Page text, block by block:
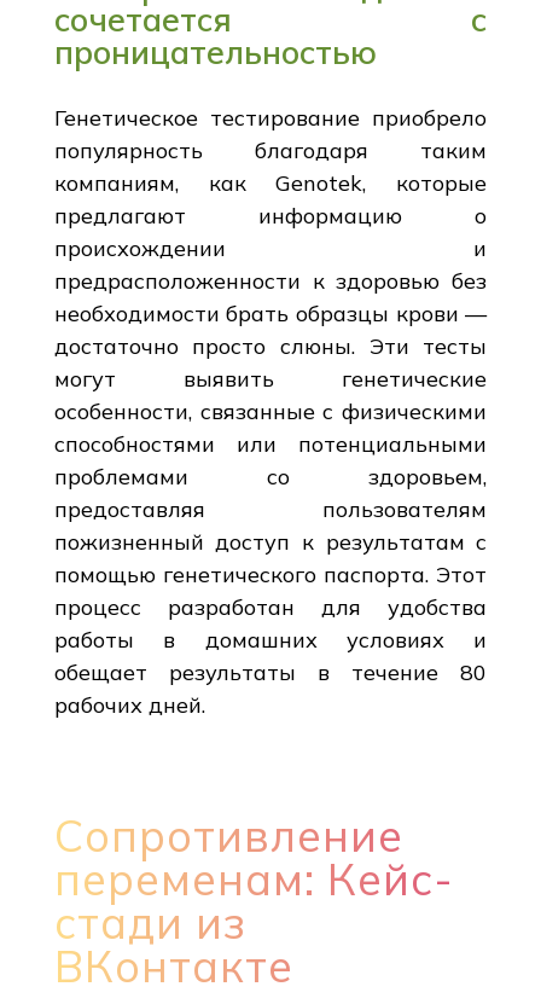
сочетается с
проницательностью
Генетическое тестирование приобрело
популярность благодаря таким
компаниям, как Genotek, которые
предлагают информацию о
происхождении и
предрасположенности к здоровью без
необходимости брать образцы крови —
достаточно просто слюны. Эти тесты
могут выявить генетические
особенности, связанные с физическими
способностями или потенциальными
проблемами со здоровьем,
предоставляя пользователям
пожизненный доступ к результатам с
помощью генетического паспорта. Этот
процесс разработан для удобства
работы в домашних условиях и
обещает результаты в течение 80
рабочих дней.
Сопротивление
переменам: Кейс-
стади из
ВКонтакте